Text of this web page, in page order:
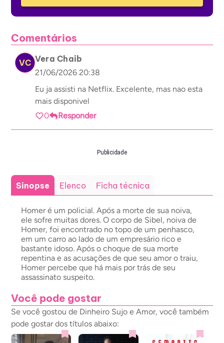
Comentários
VC Vera Chaib
21/06/2026 20:38
Eu ja assisti na Netflix. Excelente, mas nao esta
mais disponivel
0
Responder
Publicidade
Sinopse Elenco Ficha técnica
Homer é um policial. Após a morte de sua noiva,
ele sofre muitas dores. O corpo de Sibel, noiva de
Homer, foi encontrado no topo de um penhasco,
em um carro ao lado de um empresário rico e
bastante idoso. Após o choque de sua morte
repentina e as acusações de que seu amor o traiu,
Homer percebe que há mais por trás de seu
assassinato suspeito.
Você pode gostar
Se você gostou de Dinheiro Sujo e Amor, você também
pode gostar dos títulos abaixo: